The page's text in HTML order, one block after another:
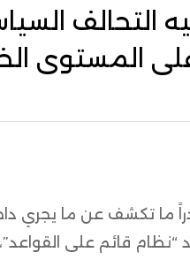
التحالف
على المستوى
ما تكشف عن ما يجري
“نظام قائم على